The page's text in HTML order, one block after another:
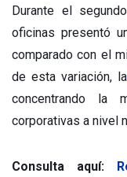
Durante el
oficinas presentó
comparado con el
de esta variación, la
concentrando la
corporativas a nivel
Consulta aquí: